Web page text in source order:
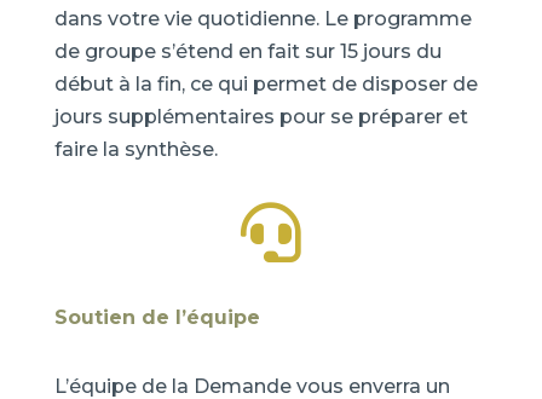
dans votre vie quotidienne. Le programme
de groupe s’étend en fait sur 15 jours du
début à la fin, ce qui permet de disposer de
jours supplémentaires pour se préparer et
faire la synthèse.

Soutien de l’équipe
L’équipe de la Demande vous enverra un